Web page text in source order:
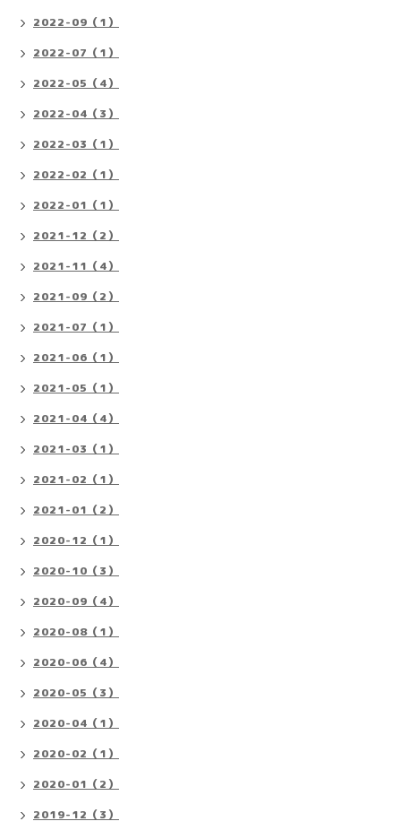
2022-09（1）
2022-07（1）
2022-05（4）
2022-04（3）
2022-03（1）
2022-02（1）
2022-01（1）
2021-12（2）
2021-11（4）
2021-09（2）
2021-07（1）
2021-06（1）
2021-05（1）
2021-04（4）
2021-03（1）
2021-02（1）
2021-01（2）
2020-12（1）
2020-10（3）
2020-09（4）
2020-08（1）
2020-06（4）
2020-05（3）
2020-04（1）
2020-02（1）
2020-01（2）
2019-12（3）